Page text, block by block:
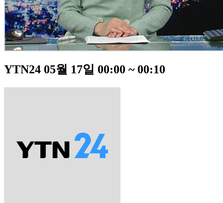
YTN24 05월 17일 00:00 ~ 00:10